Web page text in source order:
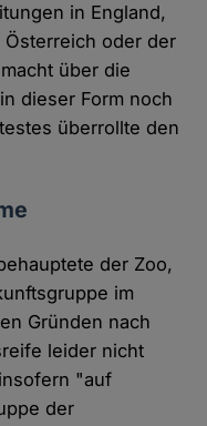
in England,
oder der
über die
dieser Form noch
überrollte den
der Zoo,
im
Gründen nach
leider nicht
"auf
der